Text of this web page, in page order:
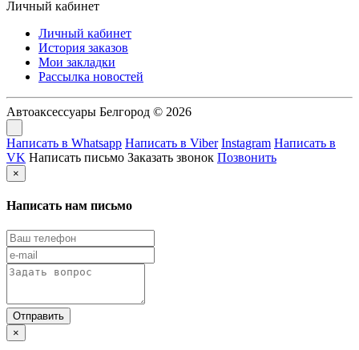
Личный кабинет
Личный кабинет
История заказов
Мои закладки
Рассылка новостей
Автоаксессуары Белгород © 2026
Написать в Whatsapp Написать в Viber Instagram Написать в
VK Написать письмо Заказать звонок Позвонить
×
Написать нам письмо
×